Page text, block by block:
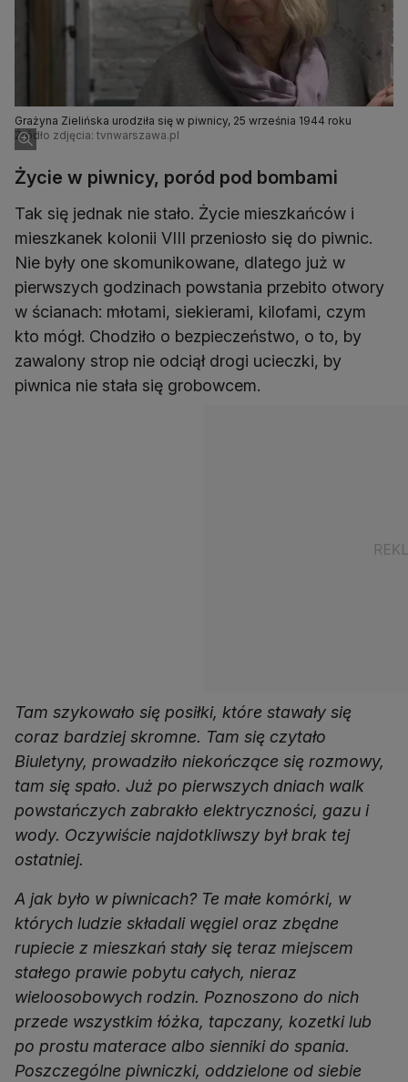
Grażyna Zielińska urodziła się w piwnicy, 25 września 1944 roku
Źródło zdjęcia: tvnwarszawa.pl
Życie w piwnicy, poród pod bombami
Tak się jednak nie stało. Życie mieszkańców i
mieszkanek kolonii VIII przeniosło się do piwnic.
Nie były one skomunikowane, dlatego już w
pierwszych godzinach powstania przebito otwory
w ścianach: młotami, siekierami, kilofami, czym
kto mógł. Chodziło o bezpieczeństwo, o to, by
zawalony strop nie odciął drogi ucieczki, by
piwnica nie stała się grobowcem.
Tam szykowało się posiłki, które stawały się
coraz bardziej skromne. Tam się czytało
Biuletyny, prowadziło niekończące się rozmowy,
tam się spało. Już po pierwszych dniach walk
powstańczych zabrakło elektryczności, gazu i
wody. Oczywiście najdotkliwszy był brak tej
ostatniej.
A jak było w piwnicach? Te małe komórki, w
których ludzie składali węgiel oraz zbędne
rupiecie z mieszkań stały się teraz miejscem
stałego prawie pobytu całych, nieraz
wieloosobowych rodzin. Poznoszono do nich
przede wszystkim łóżka, tapczany, kozetki lub
po prostu materace albo sienniki do spania.
Poszczególne piwniczki, oddzielone od siebie